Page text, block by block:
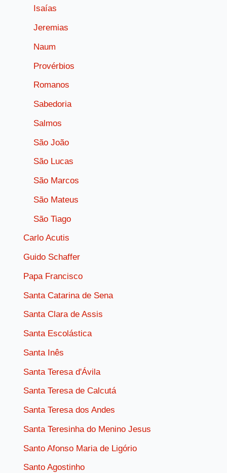
Isaías
Jeremias
Naum
Provérbios
Romanos
Sabedoria
Salmos
São João
São Lucas
São Marcos
São Mateus
São Tiago
Carlo Acutis
Guido Schaffer
Papa Francisco
Santa Catarina de Sena
Santa Clara de Assis
Santa Escolástica
Santa Inês
Santa Teresa d'Ávila
Santa Teresa de Calcutá
Santa Teresa dos Andes
Santa Teresinha do Menino Jesus
Santo Afonso Maria de Ligório
Santo Agostinho